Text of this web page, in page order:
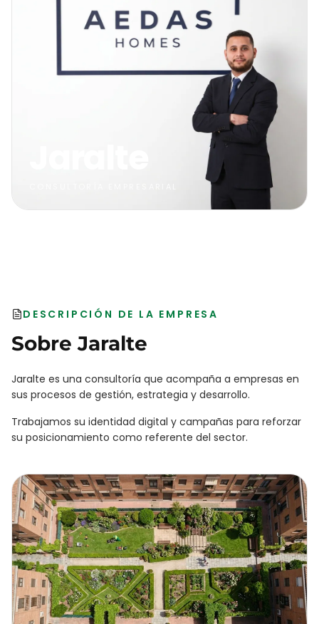
DESCRIPCIÓN DE LA EMPRESA
SobreJaralte
Jaralte es una consultoría que acompaña a empresas en
sus procesos de gestión, estrategia y desarrollo.
Trabajamos su identidad digital y campañas para reforzar
su posicionamiento como referente del sector.